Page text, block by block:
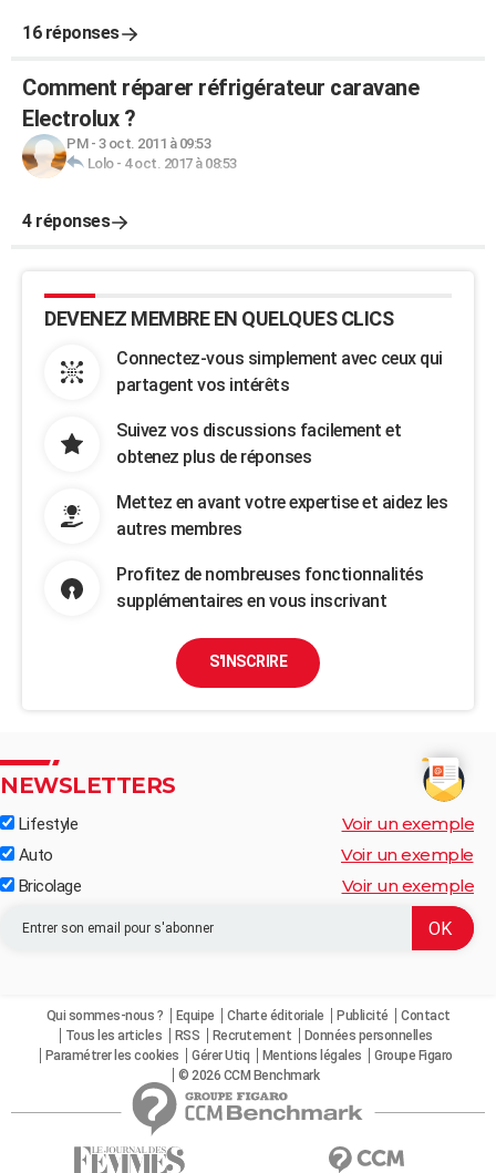
16 réponses
Comment réparer réfrigérateur caravane
Electrolux ?
PM- 3 oct. 2011 à 09:53
Lolo- 4 oct. 2017 à 08:53
4 réponses
DEVENEZ MEMBRE EN QUELQUES CLICS
Connectez-vous simplement avec ceux qui
partagent vos intérêts
Suivez vos discussions facilement et
obtenez plus de réponses
Mettez en avant votre expertise et aidez les
autres membres
Profitez de nombreuses fonctionnalités
supplémentaires en vous inscrivant
S'INSCRIRE
NEWSLETTERS
Lifestyle Voir un exemple
Auto Voir un exemple
Bricolage Voir un exemple
Qui sommes-nous ? Equipe Charte éditoriale Publicité
Contact
Tous les articles
RSS Recrutement
Données personnelles
Paramétrer les cookies
Gérer Utiq Mentions légales
Groupe Figaro
© 2026 CCM Benchmark